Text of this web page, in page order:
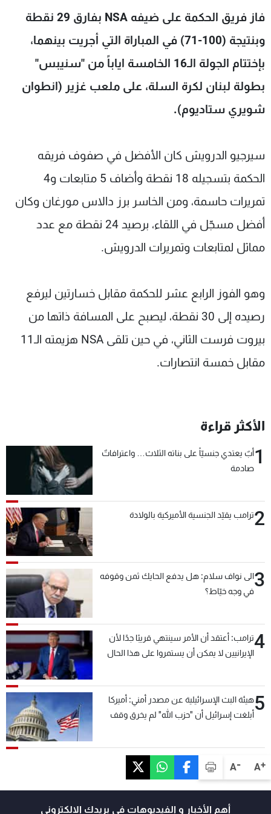
A+
A-
فاز فريق الحكمة على ضيفه NSA بفارق 29 نقطة
وبنتيجة (100-71) في المباراة التي أجريت بينهما،
بإختتام الجولة الـ16 الخامسة اياباً من "سنيبس"
بطولة لبنان لكرة السلة، على ملعب غزير (انطوان
شويري ستاديوم).
سيرجيو الدرويش كان الأفضل في صفوف فريقه
الحكمة بتسجيله 18 نقطة وأضاف 5 متابعات و4
تمريرات حاسمة، ومن الخاسر برز دالاس مورغان وكان
أفضل مسجّل في اللقاء، برصيد 24 نقطة مع عدد
مماثل لمتابعات وتمريرات الدرويش.
وهو الفوز الرابع عشر للحكمة مقابل خسارتين ليرفع
رصيده إلى 30 نقطة، ليصبح على المسافة ذاتها من
بيروت فرست الثاني، في حين تلقى NSA هزيمته الـ11
مقابل خمسة انتصارات.
الأكثر قراءة
1أبٌ يعتدي جنسيّاً على بناته الثلاث… واعترافاتٌ
صادمة
2ترامب يقيّد الجنسية الأميركية بالولادة
3الى نواف سلام: هل يدفع الحايك ثمن وقوفه
في وجه خيّاط؟
4ترامب: أعتقد أن الأمر سينتهي قريبًا جدًا لأن
الإيرانيين لا يمكن أن يستمروا على هذا الحال
5هيئة البث الإسرائيلية عن مصدر أمني: أميركا
أبلغت إسرائيل أن "حزب الله" لم يخرق وقف
أهم الأخبار و الفيديوهات في بريدك الالكتروني
شاهد البرامج
عن MTV
الإنـتـاج
لاعلاناتكم
وظائف
تواصل معنا
شروط الإسـتخدام